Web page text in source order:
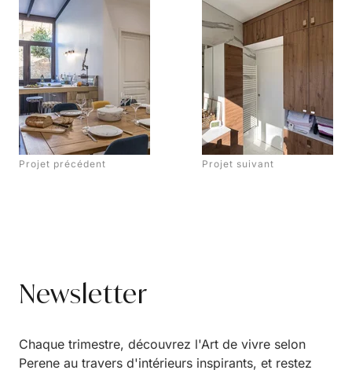
Projet précédent Projet suivant
Newsletter
Chaque trimestre, découvrez l'Art de vivre selon
Perene au travers d'intérieurs inspirants, et restez